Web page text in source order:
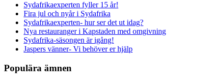
Sydafrikaexperten fyller 15 år!
Fira jul och nyår i Sydafrika
Sydafrikaexperten- hur ser det ut idag?
Nya restauranger i Kapstaden med omgivning
Sydafrika-säsongen är igång!
Jaspers vänner- Vi behöver er hjälp
Populära ämnen